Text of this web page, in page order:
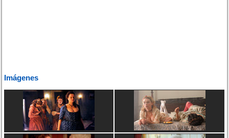
Imágenes